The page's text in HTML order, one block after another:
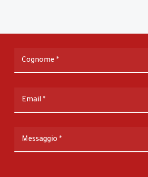
Cognome *
Email *
Messaggio *